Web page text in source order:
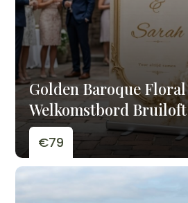
Golden Baroque Floral
Welkomstbord Bruiloft
€79